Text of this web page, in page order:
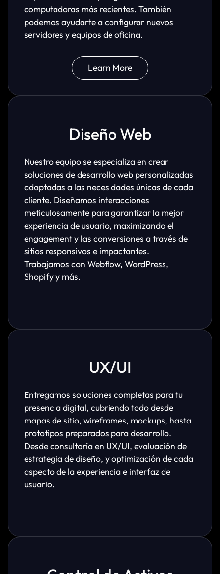
computadoras más recientes. También
podemos ayudarte a configurar nuevos
servidores y equipos de oficina.
Learn More
Diseño Web
Nuestro equipo se especializa en crear
soluciones de desarrollo web personalizadas
adaptadas a las necesidades únicas de cada
cliente. Diseñamos interacciones
meticulosamente para garantizar la mejor
experiencia de usuario, maximizando el
engagement y las conversiones a través de
sitios responsivos e impactantes.
Trabajamos con Webflow, WordPress,
Shopify y más.
UX/UI
Entregamos soluciones completas para tu
presencia digital, cubriendo todo desde
mapas de sitio, wireframes, mockups, hasta
prototipos preparados para desarrollo.
Desde consultoría en UX/UI, evaluación de
estrategia de diseño, y optimización de cada
aspecto de la experiencia e interfaz de
usuario.